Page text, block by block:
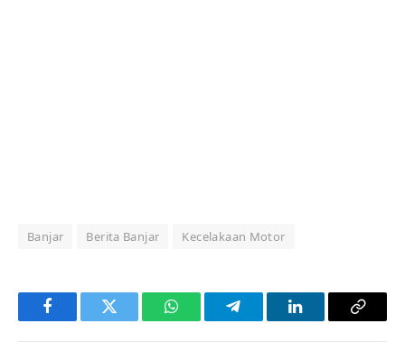
Banjar Berita Banjar Kecelakaan Motor
FacebookTwitter WhatsAppTelegramLinkedInCopy